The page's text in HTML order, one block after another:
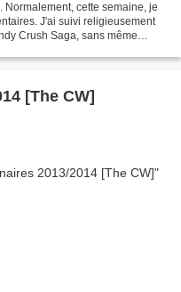
Normalement, cette semaine, je
J'ai suivi religieusement
Crush Saga, sans même
[The CW]